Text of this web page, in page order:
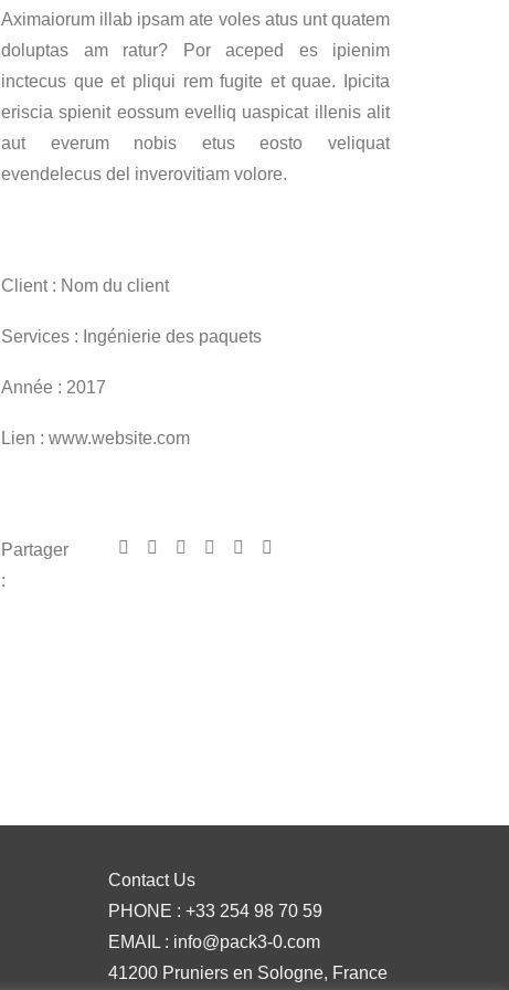
Aximaiorum illab ipsam ate voles atus unt quatem
doluptas am ratur? Por aceped es ipienim
inctecus que et pliqui rem fugite et quae. Ipicita
eriscia spienit eossum evelliq uaspicat illenis alit
aut everum nobis etus eosto veliquat
evendelecus del inverovitiam volore.
Client : Nom du client
Services : Ingénierie des paquets
Année : 2017
Lien : www.website.com
Partager
:
Contact Us
PHONE : +33 254 98 70 59
EMAIL : info@pack3-0.com
41200 Pruniers en Sologne, France